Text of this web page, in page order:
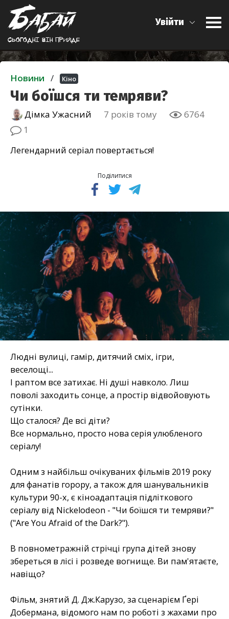
Сьогоднi вiн прийде
Увійти
Новини / Кіно
Чи боїшся ти темряви?
Дімка Ужасний 7 років тому
6764
1
Легендарний серіал повертається!
Поділитися
Людні вулиці, гамір, дитячий сміх, ігри,
веселощі...
І раптом все затихає. Ні душі навколо. Лиш
поволі заходить сонце, а простір відвойовують
сутінки.
Що сталося? Де всі діти?
Все нормально, просто нова серія улюбленого
серіалу!
Одним з найбільш очікуваних фільмів 2019 року
для фанатів горору, а також для шанувальників
культури 90-х, є кіноадаптація підліткового
серіалу від Nickelodeon - "Чи боїшся ти темряви?"
("Are You Afraid of the Dark?").
В повнометражній стрічці група дітей знову
збереться в лісі і розведе вогнище. Ви пам'ятаєте,
навіщо?
Фільм, знятий Д. Дж.Карузо, за сценарієм Ґері
Добермана, відомого нам по роботі з жахами про